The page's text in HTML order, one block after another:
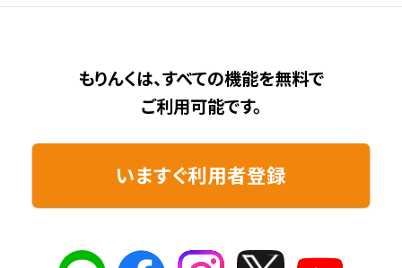
もりんくは、すべての機能を無料で
ご利用可能です。
いますぐ利用者登録